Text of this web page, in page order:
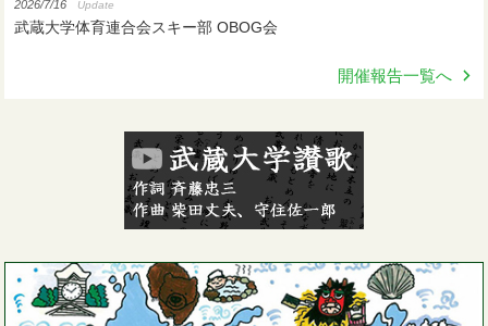
2026/7/16 Update
武蔵大学体育連合会スキー部 OBOG会
開催報告一覧へ